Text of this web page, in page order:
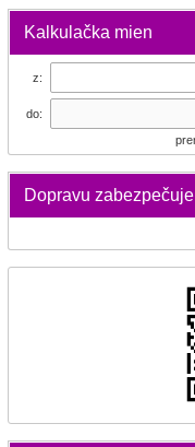
Kalkulačka mien
z:
do:
Dopravu zabezpečuje